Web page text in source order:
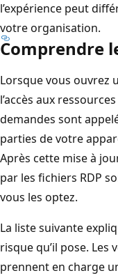
l’expérience peut
votre organisation.
Comprendre
Lorsque vous ouvrez
l’accès aux
demandes sont
parties de votre
Après cette mise à
par les fichiers RDP
vous les optez.
La liste suivante
risque qu’il pose.
prennent en charge